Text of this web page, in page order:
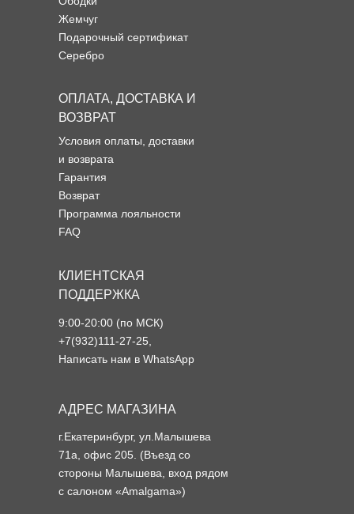
Условия оплаты, доставки
и возврата
Гарантия
Возврат
Программа лояльности
FAQ
ОПЛАТА, ДОСТАВКА И
ВОЗВРАТ
КЛИЕНТСКАЯ
ПОДДЕРЖКА
Жемчуг
Подарочный сертификат
Серебро
АДРЕС МАГАЗИНА
г.Екатеринбург, ул.Малышева
71а, офис 205. (Въезд со
стороны Малышева, вход рядом
с салоном «Amalgama»)
9:00-20:00 (по МСК)
+7(932)111-27-25,
Написать нам в WhatsApp